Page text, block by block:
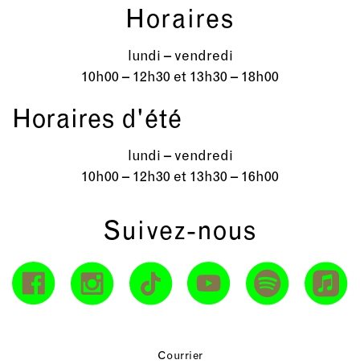
Horaires
lundi – vendredi
10h00 – 12h30 et 13h30 – 18h00
Horaires d'été
lundi – vendredi
10h00 – 12h30 et 13h30 – 16h00
Suivez-nous
Courrier